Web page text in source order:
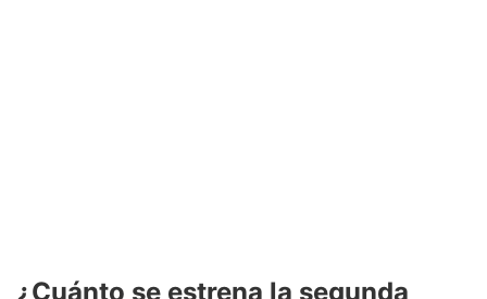
¿Cuánto se estrena la segunda